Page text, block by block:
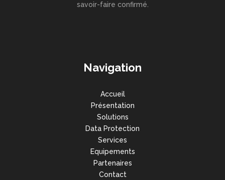
savoir-faire confirmé.
Navigation
Accueil
Présentation
Solutions
Data Protection
Services
Equipements
Partenaires
Contact